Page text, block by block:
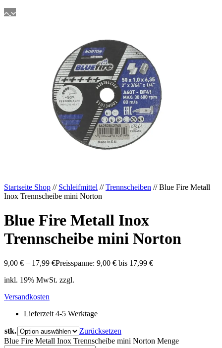
Startseite Shop // Schleifmittel //Trennscheiben // Blue Fire Metall
Inox Trennscheibe mini Norton
Blue Fire Metall Inox
Trennscheibe mini Norton
9,00 € – 17,99 €Preisspanne: 9,00 € bis 17,99 €
inkl. 19% MwSt. zzgl.
Versandkosten
Lieferzeit 4-5 Werktage
stk.
Zurücksetzen
Blue Fire Metall Inox Trennscheibe mini Norton Menge